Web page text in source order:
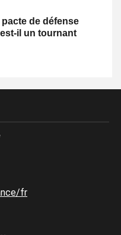
de défense
il un tournant
fr